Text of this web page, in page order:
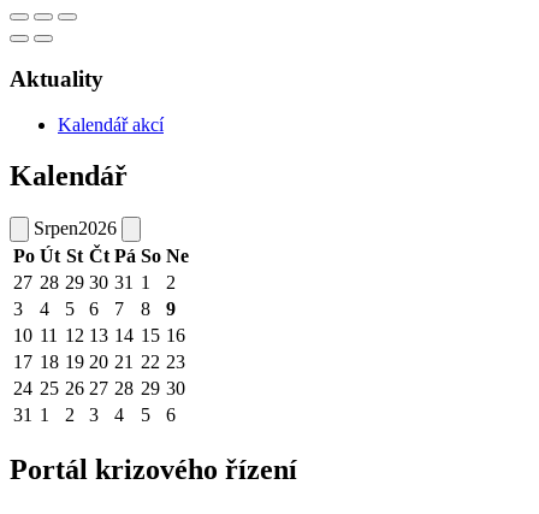
Aktuality
Kalendář akcí
Kalendář
Srpen2026
Po Út St Čt Pá So Ne
27 28 29 30 31 1
2
3
4 5 6 7 8
9
10 11 12 13 14 15 16
17 18 19 20 21 22 23
24 25 26 27 28 29 30
31 1 2 3 4 5 6
Portál krizového řízení